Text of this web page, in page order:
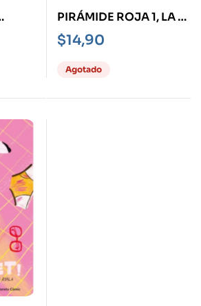
PIRÁMIDE ROJA 1, LA -
NOVELA GRÁFICA-
$14,90
Agotado